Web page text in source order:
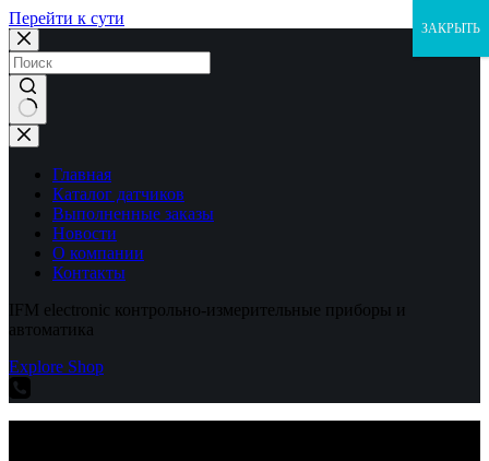
Перейти к сути
Ничего
не
найденоГлавная
Каталог датчиков
Выполненные заказы
Новости
О компании
Контакты
IFM electronic контрольно-измерительные приборы и
автоматика
Explore Shop
ЗАКРЫТЬ